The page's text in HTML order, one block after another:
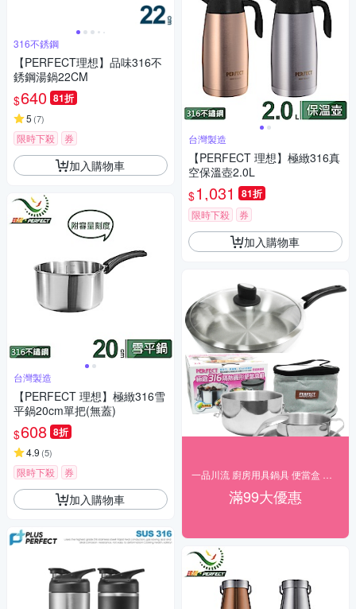
316不銹鋼
【PERFECT理想】品味316不
銹鋼湯鍋22CM
$640 81折
5 (7)
限時下殺 券
加入購物車
台灣製造
【PERFECT 理想】極緻316雪
平鍋20cm單把(無蓋)
$608 8折
4.9 (5)
限時下殺 券
加入購物車
台灣製造
【PERFECT 理想】極緻316真
空保溫壺2.0L
$1,031 81折
限時下殺 券
加入購物車
滿99大優惠